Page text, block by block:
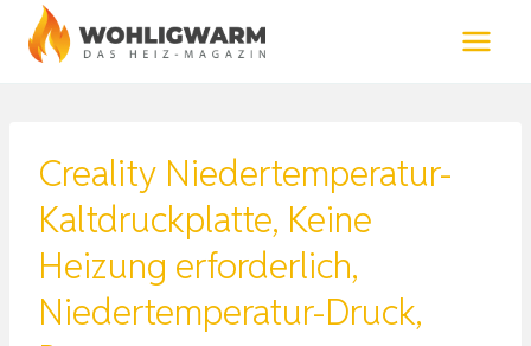
Zum
Inhalt
Creality Niedertemperatur-
Kaltdruckplatte, Keine
Heizung erforderlich,
Niedertemperatur-Druck,